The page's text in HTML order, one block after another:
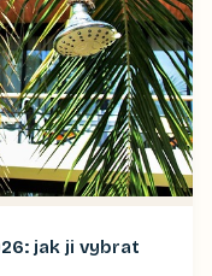
jak ji vybrat